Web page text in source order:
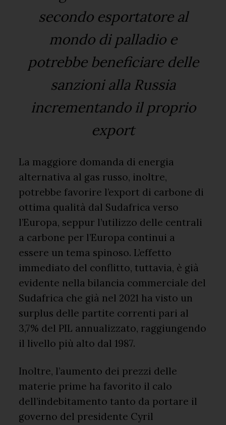
secondo esportatore al
mondo di palladio e
potrebbe beneficiare delle
sanzioni alla Russia
incrementando il proprio
export
La maggiore domanda di energia
alternativa al gas russo, inoltre,
potrebbe favorire l’export di carbone di
ottima qualità dal Sudafrica verso
l’Europa, seppur l’utilizzo delle centrali
a carbone per l’Europa continui a
essere un tema spinoso. L’effetto
immediato del conflitto, tuttavia, è già
evidente nella bilancia commerciale del
Sudafrica che già nel 2021 ha visto un
surplus delle partite correnti pari al
3,7% del PIL annualizzato, raggiungendo
il livello più alto dal 1987.
Inoltre, l’aumento dei prezzi delle
materie prime ha favorito il calo
dell’indebitamento tanto da portare il
governo del presidente Cyril